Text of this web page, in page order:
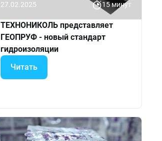
27.02.2025
ТЕХНОНИКОЛЬ представляет
ГЕОПРУФ - новый стандарт
гидроизоляции
Читать
15 минут